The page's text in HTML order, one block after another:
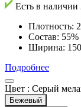
Есть в наличии
Плотность:
Состав: 55%
Ширина:
Подробнее
Цвет : Серый
Бежевый